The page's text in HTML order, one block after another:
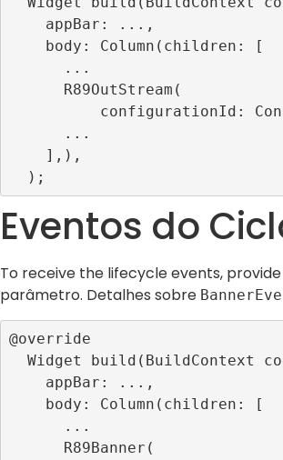
Eventos do
To receive the lifecycle events, provide
parâmetro. Detalhes sobre
@override